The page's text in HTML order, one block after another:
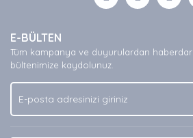
Yorum Yaz
Ürün açıklamasında eksik bilgiler
Ürün bilgilerinde hatalar bulunuyor.
Ürün fiyatı diğer sitelerden daha
Bu ürüne benzer farklı alternatifler
E-BÜLTEN
Tüm kampanya ve duyurulardan
bültenimize kaydolunuz.